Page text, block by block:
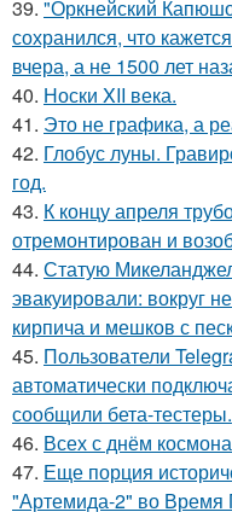
39. "Оркнейский
сохранился, что
вчера, а не 1500 лет
40. Носки XII века.
41. Это не графика, а
42. Глобус луны.
год.
43. К концу апреля
отремонтирован и
44. Статую
эвакуировали: вокруг
кирпича и мешков с
45. Пользователи
автоматически
сообщили бета-тестеры.
46. Всех с днём
47. Еще порция
"Артемида-2" во Время